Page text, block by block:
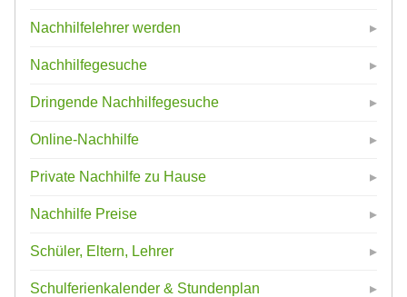
Nachhilfelehrer werden
Nachhilfegesuche
Dringende Nachhilfegesuche
Online-Nachhilfe
Private Nachhilfe zu Hause
Nachhilfe Preise
Schüler, Eltern, Lehrer
Schulferienkalender & Stundenplan